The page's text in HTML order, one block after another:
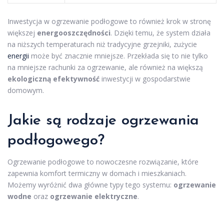
Inwestycja w ogrzewanie podłogowe to również krok w stronę
większej energooszczędności. Dzięki temu, że system działa
na niższych temperaturach niż tradycyjne grzejniki, zużycie
energii może być znacznie mniejsze. Przekłada się to nie tylko
na mniejsze rachunki za ogrzewanie, ale również na większą
ekologiczną efektywność inwestycji w gospodarstwie
domowym.
Jakie są rodzaje ogrzewania
podłogowego?
Ogrzewanie podłogowe to nowoczesne rozwiązanie, które
zapewnia komfort termiczny w domach i mieszkaniach.
Możemy wyróżnić dwa główne typy tego systemu: ogrzewanie
wodne oraz ogrzewanie elektryczne.